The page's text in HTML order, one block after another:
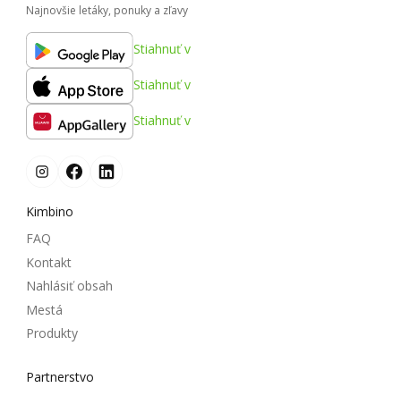
Najnovšie letáky, ponuky a zľavy
Stiahnuť v
Stiahnuť v
Stiahnuť v
Kimbino
FAQ
Kontakt
Nahlásiť obsah
Mestá
Produkty
Partnerstvo